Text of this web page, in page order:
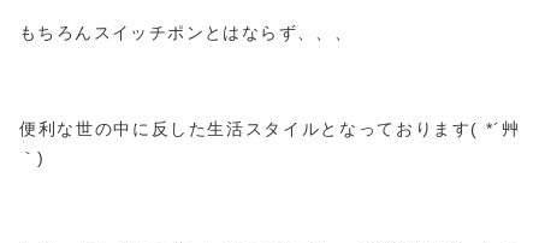
もちろんスイッチポンとはならず、、、
便利な世の中に反した生活スタイルとなっております( *´艸
｀)